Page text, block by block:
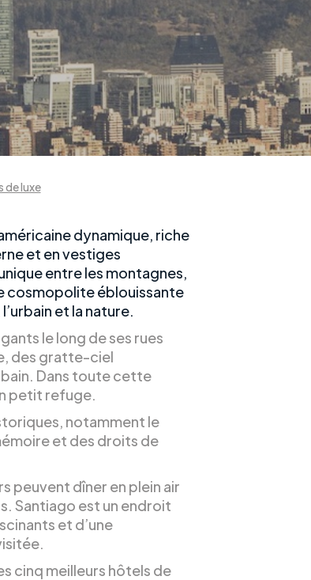
de luxe
dynamique, riche
et en vestiges
entre les montagnes,
cosmopolite éblouissante
et la nature.
le long de ses rues
des gratte-ciel
Dans toute cette
petit refuge.
notamment le
et des droits de
peuvent dîner en plein air
Santiago est un endroit
et d’une
cinq meilleurs hôtels de